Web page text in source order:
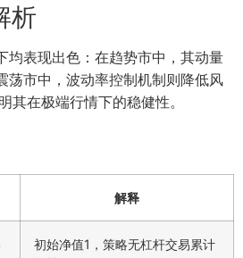
析
均表现出色：在趋势市中，其动量
荡市中，波动率控制机制则降低风
其在极端行情下的稳健性。
解释
初始净值1，策略无杠杆交易累计